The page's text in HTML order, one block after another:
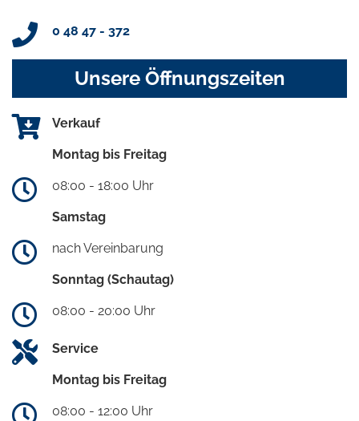
0 48 47 - 372
Unsere Öffnungszeiten
Verkauf
Montag bis Freitag
08:00 - 18:00 Uhr
Samstag
nach Vereinbarung
Sonntag (Schautag)
08:00 - 20:00 Uhr
Service
Montag bis Freitag
08:00 - 12:00 Uhr